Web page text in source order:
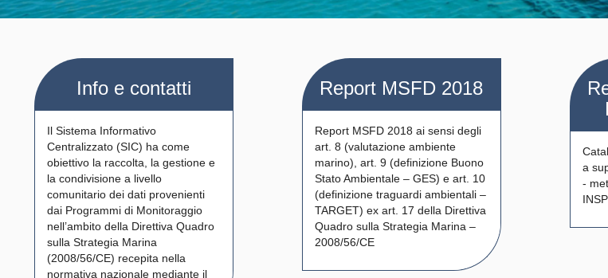
Info e contatti
Il Sistema Informativo
Centralizzato (SIC) ha come
obiettivo la raccolta, la gestione e
la condivisione a livello
comunitario dei dati provenienti
dai Programmi di Monitoraggio
nell’ambito della Direttiva Quadro
sulla Strategia Marina
(2008/56/CE) recepita nella
normativa nazionale mediante il
Report MSFD 2018
Report MSFD 2018 ai sensi degli
art. 8 (valutazione ambiente
marino), art. 9 (definizione Buono
Stato Ambientale – GES) e art. 10
(definizione traguardi ambientali –
TARGET) ex art. 17 della Direttiva
Quadro sulla Strategia Marina –
2008/56/CE
a
-